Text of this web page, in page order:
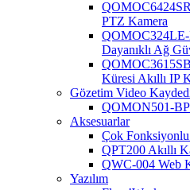
PTZ Kamera
Dayanıklı Ağ
Küresi Akıllı IP
Gözetim Video
QOMON501-
Aksesuarlar
Çok
QPT200 Akıllı
QWC-004 Web
Yazılım